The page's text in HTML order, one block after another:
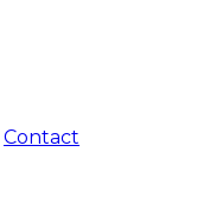
Contact